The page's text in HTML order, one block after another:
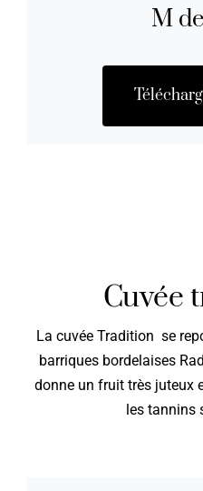
M
Cuvée
La cuvée Tradition se
barriques bordelaises
donne un fruit très juteux
les tannins